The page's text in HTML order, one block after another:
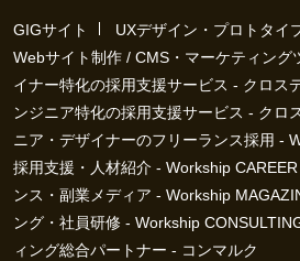
GIGサイト
UXデザイン・プロトタイ
Webサイト制作 / CMS・マーケティング
イナー特化の採用支援サービス - クロス
ンジニア特化の採用支援サービス - クロ
ニア・デザイナーのフリーランス採用 -
採用支援・人材紹介 - Workship CAREER
ンス・副業メディア - Workship
ング・社員研修 - Workship
ィング総合パートナー - コンマルク